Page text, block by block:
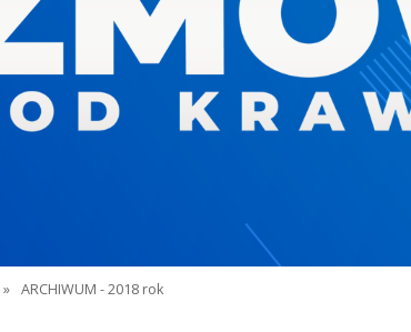
» ARCHIWUM - 2018 rok